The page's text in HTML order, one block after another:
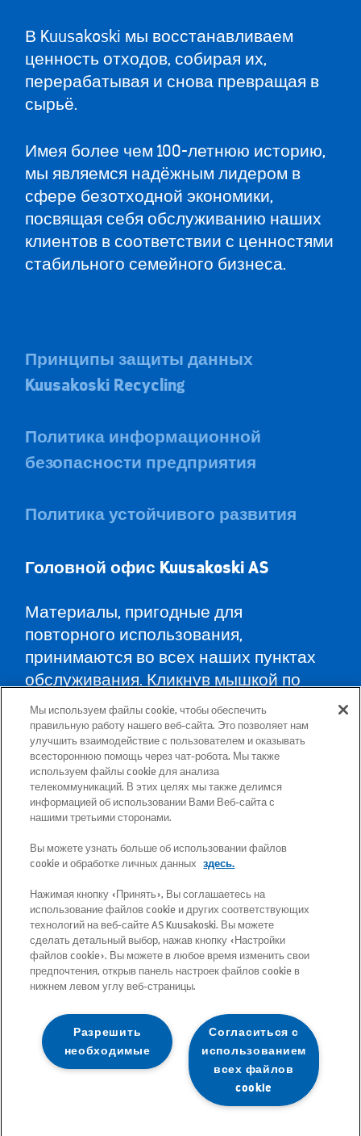
В Kuusakoski мы восстанавливаем
ценность отходов, собирая их,
перерабатывая и снова превращая в
сырьё.
Имея более чем 100-летнюю историю,
мы являемся надёжным лидером в
сфере безотходной экономики,
посвящая себя обслуживанию наших
клиентов в соответствии с ценностями
стабильного семейного бизнеса.
Принципы защиты данных
Kuusakoski Recycling
Политика информационной
безопасности предприятия
Политика устойчивого развития
Головной офис Kuusakoski AS
Материалы, пригодные для
повторного использования,
принимаются во всех наших пунктах
обслуживания. Кликнув мышкой по
карте, Вы найдёте пункты
обслуживания во всех уездах и
указания, как туда доехать.
Почтовый адрес: Betooni 12, 13816 Tallinn
(Эстония)
Бесплатный короткий номер 13660
Все адреса электронной почты имеют
следующий формат:
имя.фамилия@kuusakoski.com (за
исключением случаев, когда в
контактной информации указаны
другие данные).
Чтобы просмотреть контактную
информацию по определенному
подразделению, перейдите на
Мы используем файлы cookie, чтобы обеспечить
правильную работу нашего веб-сайта. Это позволяет нам
улучшить взаимодействие с пользователем и оказывать
всестороннюю помощь через чат-робота. Мы также
используем файлы cookie для анализа
телекоммуникаций. В этих целях мы также делимся
информацией об использовании Вами Веб-сайта с
нашими третьими сторонами.
Вы можете узнать больше об использовании файлов
cookie и обработке личных данных
здесь.
Нажимая кнопку «Принять», Вы соглашаетесь на
использование файлов cookie и других соответствующих
технологий на веб-сайте AS Kuusakoski. Вы можете
сделать детальный выбор, нажав кнопку «Настройки
файлов cookie». Вы можете в любое время изменить свои
предпочтения, открыв панель настроек файлов cookie в
нижнем левом углу веб-страницы.
Согласиться с
использованием
всех файлов
cookie
Разрешить
необходимые